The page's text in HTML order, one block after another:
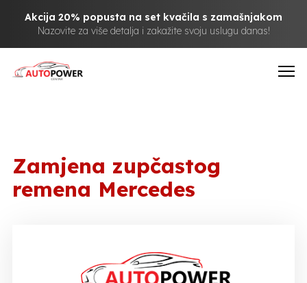
Akcija 20% popusta na set kvačila s zamašnjakom
Nazovite za više detalja i zakažite svoju uslugu danas!
Zamjena zupčastog
remena Mercedes